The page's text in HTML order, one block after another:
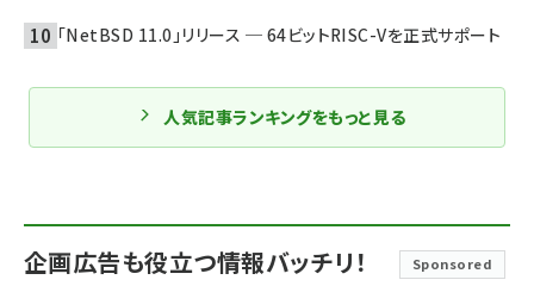
企画広告も役立つ情報バッチリ！ Sponsored
「NetBSD 11.0」リリース ─ 64ビットRISC-Vを正式サポート
人気記事ランキングをもっと見る